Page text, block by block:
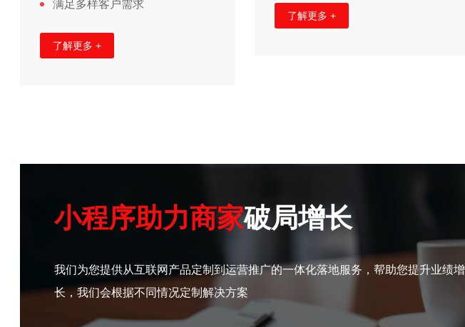
满足多样客户需求
了解更多 +
了解更多 +
小程序助力商家破局增长
我们为您提供从互联网产品定制到运营推广的一体化落地服务，帮助您提升业绩增
长，我们会根据不同情况定制解决方案